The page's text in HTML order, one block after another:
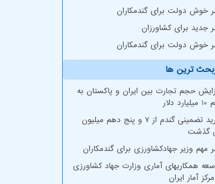
خوش دولت برای گندمکاران
جدید برای کشاورزان
خوش دولت برای گندمکاران
ترین ها
حجم تجارت بین ایران و پاکستان به
دلار
خرید تضمینی گندم از ۷ و پنج دهم میلیون
گذشت
مهم وزیر جهادکشاورزی برای گندمکاران
همکاریهای آماری وزارت جهاد کشاورزی
آمار ایران